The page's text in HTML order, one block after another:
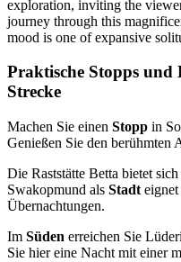
Praktische Stopps
Strecke
Machen Sie einen Stopp in
Genießen Sie den berühmten
Die Raststätte Betta bietet
Swakopmund als Stadt
Übernachtungen.
Im Süden erreichen Sie
Sie hier eine Nacht mit einer